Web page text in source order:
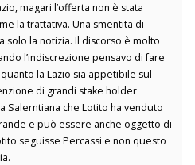
magari l’offerta non è stata
la trattativa. Una smentita di
la notizia. Il discorso è molto
l’indiscrezione pensavo di fare
la Lazio sia appetibile sul
di grandi stake holder
Salerntiana che Lotito ha venduto
e può essere anche oggetto di
seguisse Percassi e non questo